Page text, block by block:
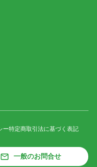
ー特定商取引法に基づく表記
一般のお問合せ